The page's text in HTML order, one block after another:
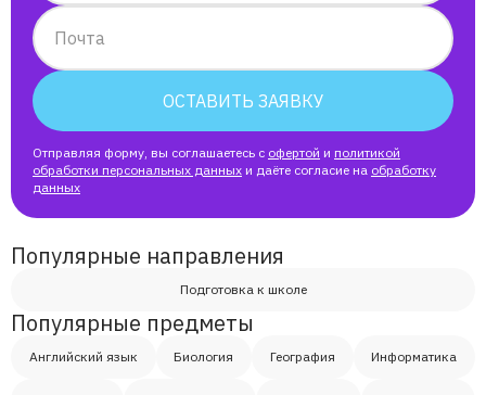
Tамара
Самир
Сергей
Артём
Почта
ОСТАВИТЬ ЗАЯВКУ
Отправляя форму, вы соглашаетесь с офертой и политикой
обработки персональных данных и даёте согласие на обработку
данных
Популярные направления
Подготовка к школе
Популярные предметы
Английский язык Биология География Информатика